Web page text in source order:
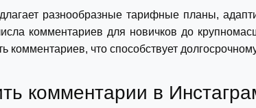
разнообразные тарифные планы,
комментариев для новичков до
комментариев, что способствует
комментарии в